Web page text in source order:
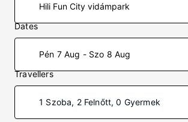
Dates
Pén 7 Aug - Szo 8 Aug
Travellers
1 Szoba, 2 Felnőtt, 0 Gyermek